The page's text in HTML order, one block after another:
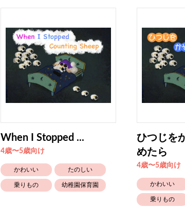
When I Stopped ...
4歳〜5歳向け
かわいい たのしい
乗りもの 幼稚園保育園
ひつじを
めたら
4歳〜5歳向け
かわいい
乗りもの